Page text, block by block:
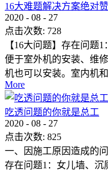
16大难题解决方案绝对赞
2020 - 08 - 27
点击次数: 728
【16大问题】存在问题
便于室外机的安装、维
机也可以安装。室内机
More
吃透问题的你就是总工
2020 - 08 - 27
点击次数: 825
一、因施工原因造成的
存在问题1：女儿墙、沉